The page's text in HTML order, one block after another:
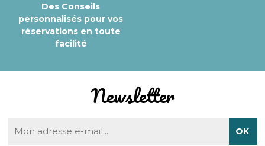
Des Conseils
personnalisés pour vos
réservations en toute
facilité
Newsletter